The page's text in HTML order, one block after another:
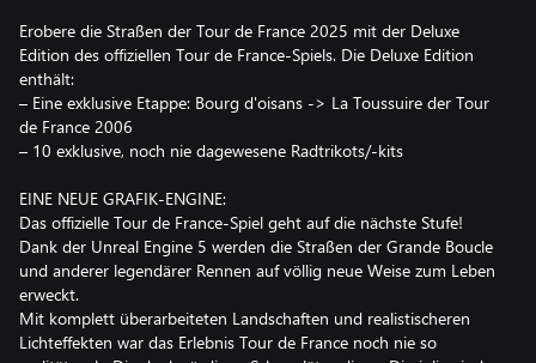
Erobere die Straßen der Tour de France 2025 mit der Deluxe
Edition des offiziellen Tour de France-Spiels. Die Deluxe Edition
enthält:
– Eine exklusive Etappe: Bourg d'oisans -> La Toussuire der Tour
de France 2006
– 10 exklusive, noch nie dagewesene Radtrikots/-kits
EINE NEUE GRAFIK-ENGINE:
Das offizielle Tour de France-Spiel geht auf die nächste Stufe!
Dank der Unreal Engine 5 werden die Straßen der Grande Boucle
und anderer legendärer Rennen auf völlig neue Weise zum Leben
erweckt.
Mit komplett überarbeiteten Landschaften und realistischeren
Lichteffekten war das Erlebnis Tour de France noch nie so